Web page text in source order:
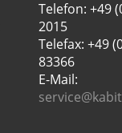
Telefon: +49
2015
Telefax: +49
83366
E-Mail: